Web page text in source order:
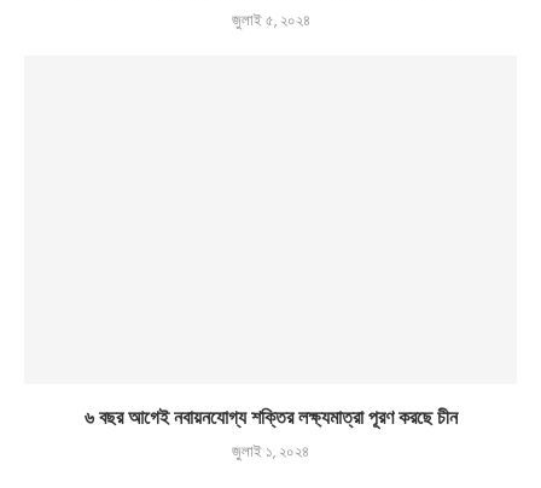
জুলাই ৫, ২০২৪
৬ বছর আগেই নবায়নযোগ্য শক্তির লক্ষ্যমাত্রা পূরণ করছে চীন
জুলাই ১, ২০২৪